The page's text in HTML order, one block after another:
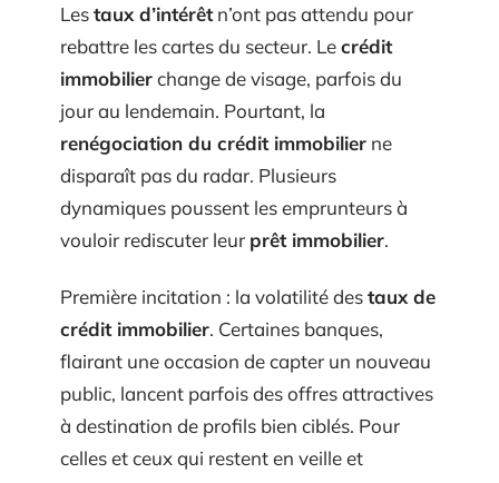
Lestaux d’intérêtn’ont pas attendu pour
rebattre les cartes du secteur. Lecrédit
immobilierchange de visage, parfois du
jour au lendemain. Pourtant, la
renégociation du crédit immobilier ne
disparaît pas du radar. Plusieurs
dynamiques poussent les emprunteurs à
vouloir rediscuter leur prêt immobilier.
Première incitation : la volatilité destaux de
crédit immobilier. Certaines banques,
flairant une occasion de capter un nouveau
public, lancent parfois des offres attractives
à destination de profils bien ciblés. Pour
celles et ceux qui restent en veille et